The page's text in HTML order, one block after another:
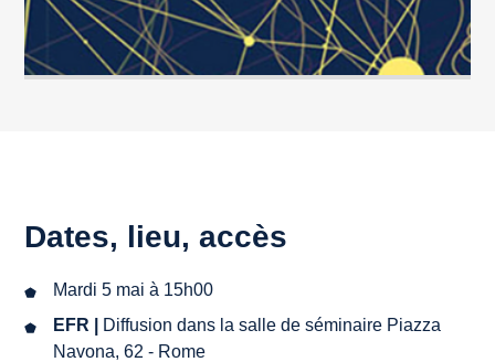
Dates, lieu, accès
Mardi 5 mai à 15h00
EFR |
Diffusion dans la salle de séminaire Piazza
Navona, 62 - Rome